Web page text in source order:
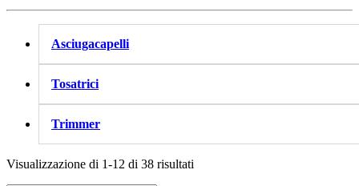
Asciugacapelli
Tosatrici
Trimmer
Visualizzazione di 1-12 di 38 risultati